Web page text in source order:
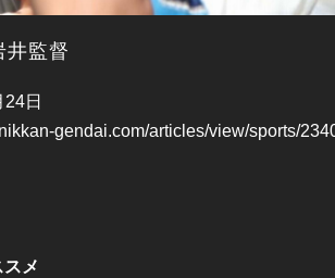
井監督
日
gendai.com/articles/view/sports/
メ